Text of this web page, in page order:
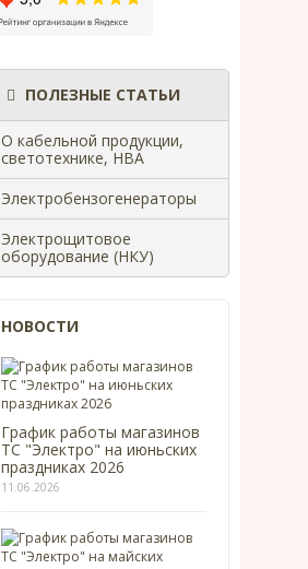
ПОЛЕЗНЫЕ СТАТЬИ
О кабельной продукции,
светотехнике, НВА
Электробензогенераторы
Электрощитовое
оборудование (НКУ)
НОВОСТИ
График работы магазинов
ТС "Электро" на июньских
праздниках 2026
11.06.2026